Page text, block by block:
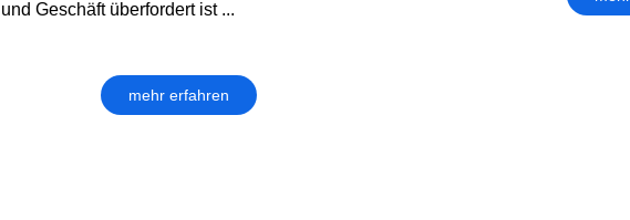
und Geschäft überfordert ist ...
mehr erfahren